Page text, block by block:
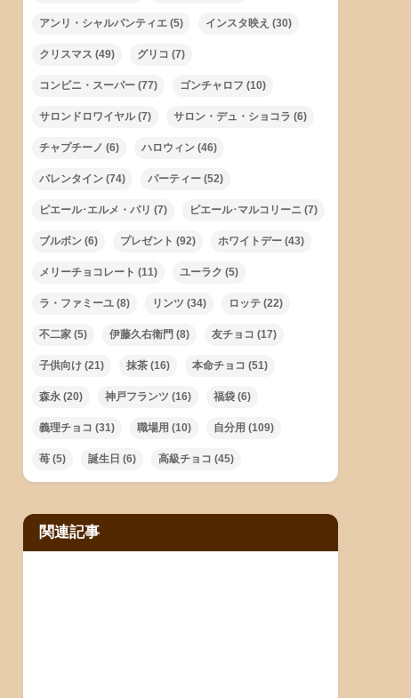
アンリ・シャルパンティエ (5) インスタ映え (30)
クリスマス (49) グリコ (7)
コンビニ・スーパー (77) ゴンチャロフ (10)
サロンドロワイヤル(7) サロン・デュ・ショコラ (6)
チャプチーノ (6) ハロウィン (46)
バレンタイン (74) パーティー (52)
ピエール･エルメ・パリ (7) ピエール･マルコリーニ (7)
ブルボン (6) プレゼント (92) ホワイトデー (43)
メリーチョコレート (11) ユーラク (5)
ラ・ファミーユ (8) リンツ (34) ロッテ (22)
不二家 (5) 伊藤久右衛門 (8) 友チョコ (17)
子供向け (21) 抹茶 (16) 本命チョコ (51)
森永 (20) 神戸フランツ (16) 福袋 (6)
義理チョコ (31) 職場用 (10) 自分用 (109)
苺 (5) 誕生日 (6) 高級チョコ (45)
関連記事